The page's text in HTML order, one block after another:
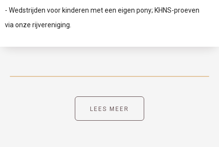
- Wedstrijden voor kinderen met een eigen pony; KHNS-proeven
via onze rijvereniging.
LEES MEER